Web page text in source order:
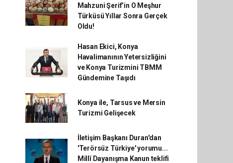
Mahzuni Şerif’in O Meşhur
Türküsü Yıllar Sonra Gerçek
Oldu!
Hasan Ekici, Konya
Havalimanının Yetersizliğini
ve Konya Turizmini TBMM
Gündemine Taşıdı
Konya ile, Tarsus ve Mersin
Turizmi Gelişecek
İletişim Başkanı Duran'dan
'Terörsüz Türkiye' yorumu...
Millî Dayanışma Kanun teklifi